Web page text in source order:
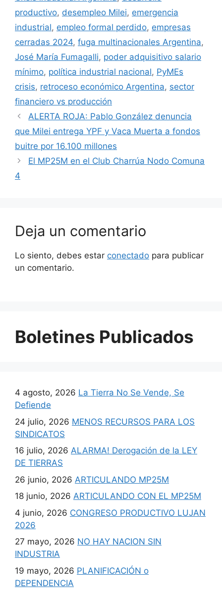
productivo, desempleo Milei, emergencia
industrial, empleo formal perdido, empresas
cerradas 2024, fuga multinacionales Argentina,
José María Fumagalli, poder adquisitivo salario
mínimo, política industrial nacional, PyMEs
crisis, retroceso económico Argentina, sector
financiero vs producción
ALERTA ROJA: Pablo González denuncia
que Milei entrega YPF y Vaca Muerta a fondos
buitre por 16.100 millones
El MP25M en el Club Charrúa Nodo Comuna
4
Deja un comentario
Lo siento, debes estar conectado para publicar
un comentario.
Boletines Publicados
4 agosto, 2026 La Tierra No Se Vende, Se
Defiende
24 julio, 2026 MENOS RECURSOS PARA LOS
SINDICATOS
16 julio, 2026 ALARMA! Derogación de la LEY
DE TIERRAS
26 junio, 2026 ARTICULANDO MP25M
18 junio, 2026 ARTICULANDO CON EL MP25M
4 junio, 2026 CONGRESO PRODUCTIVO LUJAN
2026
27 mayo, 2026 NO HAY NACION SIN
INDUSTRIA
19 mayo, 2026 PLANIFICACIÓN o
DEPENDENCIA